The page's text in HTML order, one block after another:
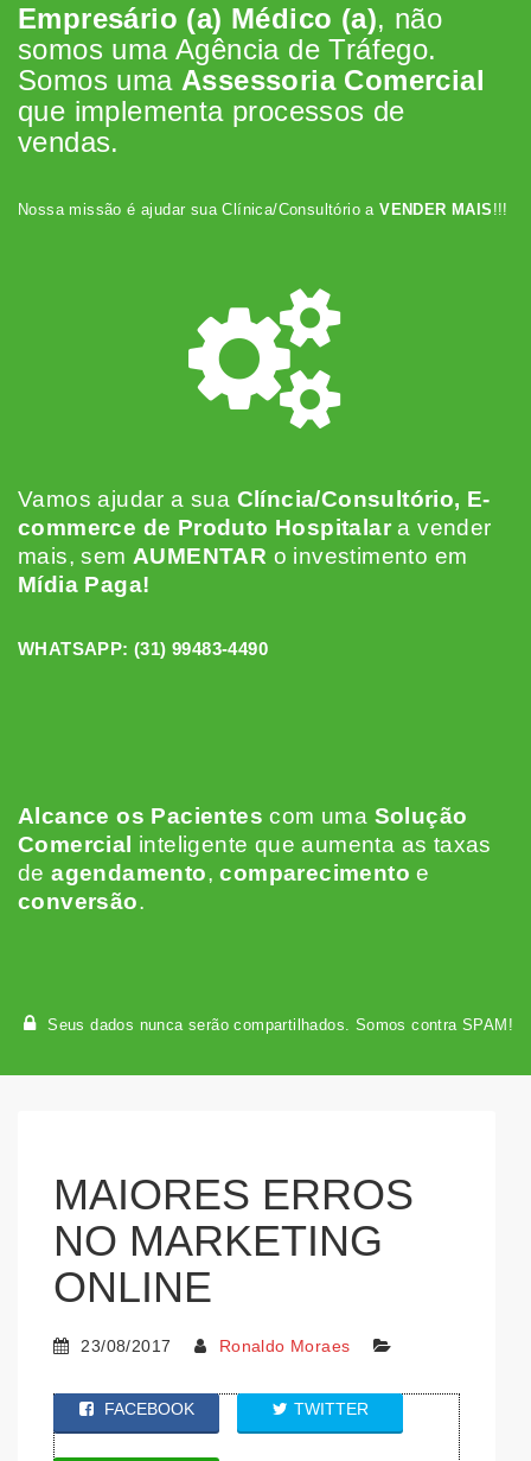
Empresário (a) Médico (a), não
somos uma Agência de Tráfego.
Somos uma Assessoria Comercial
que implementa processos de
vendas.
Nossa missão é ajudar sua Clínica/Consultório aVENDER MAIS !!!
Vamos ajudar a sua Clíncia/Consultório, E-
commerce de Produto Hospitalar a vender
mais, sem AUMENTAR o investimento em
Mídia Paga!
WHATSAPP: (31) 99483-4490
Alcance os Pacientescom uma Solução
Comercial inteligente que aumenta as taxas
deagendamento,comparecimento e
conversão.
Seus dados nunca serão compartilhados. Somos contra SPAM!
MAIORES ERROS
NO MARKETING
ONLINE
23/08/2017 Ronaldo Moraes
FACEBOOK TWITTER